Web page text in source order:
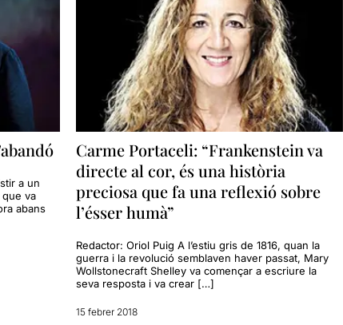
a un
que va
abans
Carme Portaceli: “Frankenstein va
directe al cor, és una història
preciosa que fa una reflexió sobre
l’ésser humà”
Redactor: Oriol Puig A l’estiu gris de 1816, quan la
guerra i la revolució semblaven haver passat, Mary
Wollstonecraft Shelley va començar a escriure la
seva resposta i va crear […]
15 febrer 2018